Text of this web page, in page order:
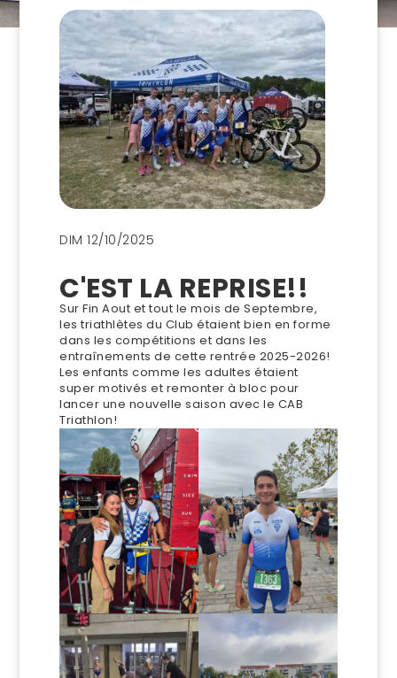
DIM 12/10/2025
C'EST LA REPRISE!!
Sur Fin Aout et tout le mois de Septembre,
les triathlètes du Club étaient bien en forme
dans les compétitions et dans les
entraînements de cette rentrée 2025-2026!
Les enfants comme les adultes étaient
super motivés et remonter à bloc pour
lancer une nouvelle saison avec le CAB
Triathlon!